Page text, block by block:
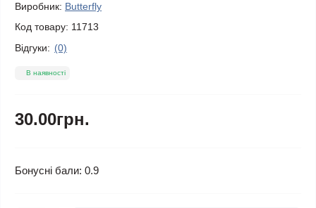
Виробник: Butterfly
Код товару: 11713
Відгуки: (0)
В наявності
30.00грн.
Бонусні бали: 0.9